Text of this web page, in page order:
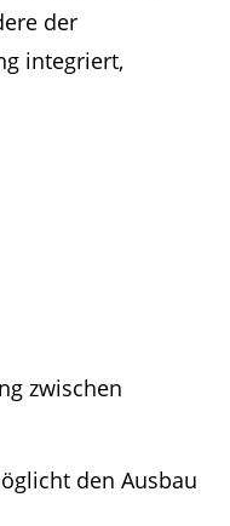
der
integriert,
zwischen
den Ausbau